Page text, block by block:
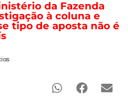
da Fazenda
à coluna e
tipo de aposta não é